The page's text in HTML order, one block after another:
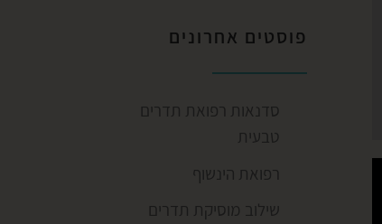
פוסטים אחרונים
סדנאות רפואת תדרים
טבעית
רפואת הינשוף
שילוב מוסיקת תדרים